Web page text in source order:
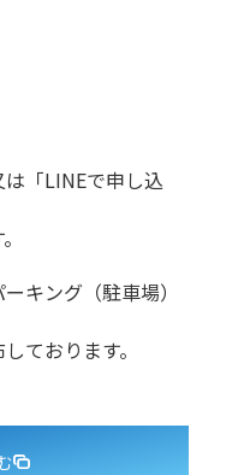
「LINEで申し込
キング（駐車場）
ております。